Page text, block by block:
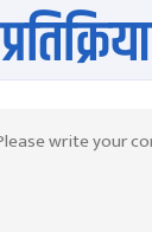
प्रतिक्रिया